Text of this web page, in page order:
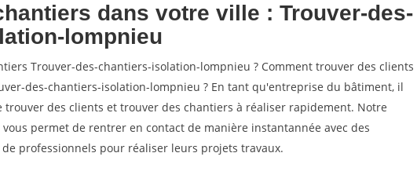
dans votre ville : Trouver-des-
lompnieu
Trouver-des-chantiers-isolation-lompnieu ? Comment trouver des clients
des-chantiers-isolation-lompnieu ? En tant qu'entreprise du bâtiment, il
trouver des clients et trouver des chantiers à réaliser rapidement. Notre
permet de rentrer en contact de manière instantannée avec des
professionnels pour réaliser leurs projets travaux.